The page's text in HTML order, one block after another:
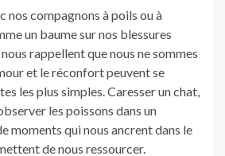
nos compagnons à poils ou à
un baume sur nos blessures
rappellent que nous ne sommes
et le réconfort peuvent se
les plus simples. Caresser un chat,
les poissons dans un
moments qui nous ancrent dans le
de nous ressourcer.